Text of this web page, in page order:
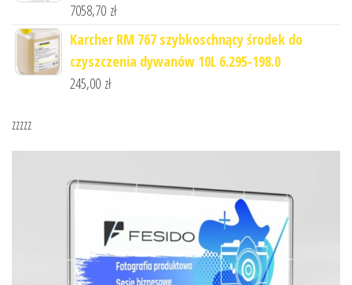
7058,70 zł
Karcher RM 767 szybkoschnący środek do
czyszczenia dywanów 10L 6.295-198.0
245,00 zł
zzzzz